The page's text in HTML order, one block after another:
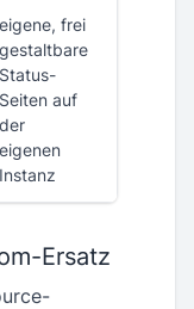
eigene, frei
gestaltbare
Status-
Seiten auf
der
eigenen
Instanz
Ersatz